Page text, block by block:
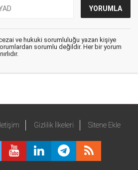
ve hukuki sorumluluğu yazan kişiye
sorumlu değildir. Her bir yorum
İletişim Gizlilik İlkeleri Sitene Ekle